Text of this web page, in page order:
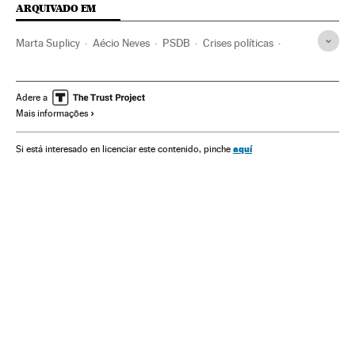
ARQUIVADO EM
Marta Suplicy Aécio Neves PSDB Crises políticas
Cúpulas internacionais Presidência Brasil
Relações internacionais
Governo Brasil América do Sul América Latina
Adere a
Mais informações
Si está interesado en licenciar este contenido, pinche aquí